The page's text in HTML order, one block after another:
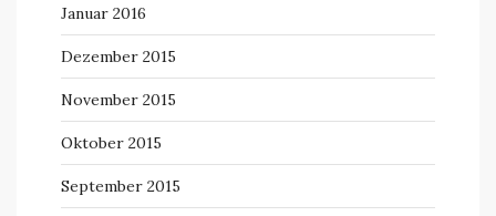
Januar 2016
Dezember 2015
November 2015
Oktober 2015
September 2015